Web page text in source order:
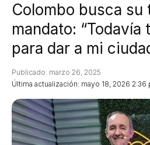
Colombo busca su
mandato: “Todavía
para dar a mi
Última actualización: mayo 18, 2026 2:36
Publicado: marzo 26, 2025